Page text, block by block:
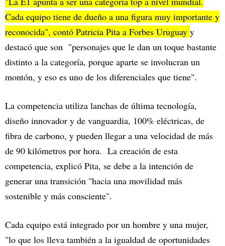
Cada equipo tiene de dueño a una figura muy importante y
reconocida", contó Patricia Pita a Forbes Uruguay y
destacó que son "personajes que le dan un toque bastante
distinto a la categoría, porque aparte se involucran un
montón, y eso es uno de los diferenciales que tiene".
La competencia utiliza lanchas de última tecnología,
diseño innovador y de vanguardia, 100% eléctricas, de
fibra de carbono, y pueden llegar a una velocidad de más
de 90 kilómetros por hora. La creación de esta
competencia, explicó Pita, se debe a la intención de
generar una transición "hacia una movilidad más
sostenible y más consciente".
Cada equipo está integrado por un hombre y una mujer,
"lo que los lleva también a la igualdad de oportunidades